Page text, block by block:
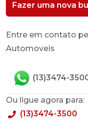
Fazer uma nova
Entre em contato
Automoveis
(13)3474-
Ou ligue agora para:
(13)3474-3500